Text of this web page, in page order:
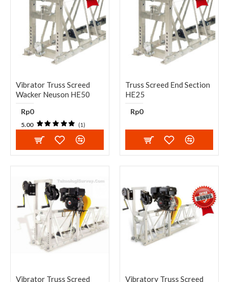
Vibrator Truss Screed
Wacker Neuson HE50
Rp0
5.00 (1)
Truss Screed End Section
HE25
Rp0
Vibrator Truss Screed Vibratory Truss Screed